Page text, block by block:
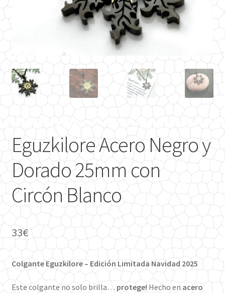
Eguzkilore Acero Negro y
Dorado 25mm con
Circón Blanco
33€
Colgante Eguzkilore – Edición Limitada Navidad 2025
Este colgante no solo brilla… protege! Hecho en acero